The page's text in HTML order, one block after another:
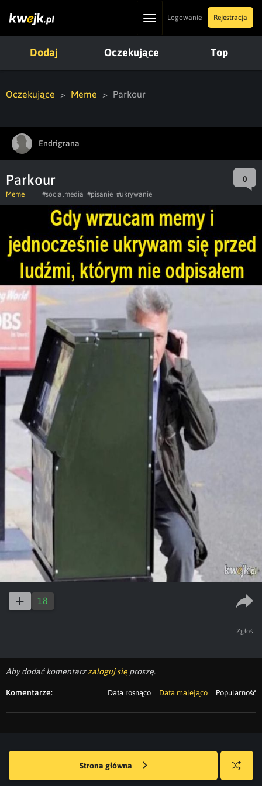
ToggleLogowanie Rejestracja
Dodaj Oczekujące Top
Oczekujące Meme Parkour
Endrigrana
Parkour 0
Meme #socialmedia #pisanie #ukrywanie
18
Zgłoś
Aby dodać komentarzzaloguj się proszę.
Komentarze: Data rosnąco Data malejąco Popularność
Strona główna